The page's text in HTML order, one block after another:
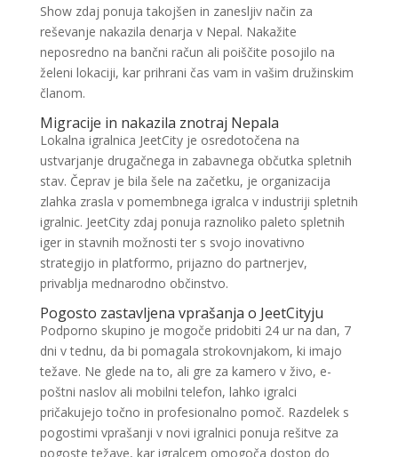
Show zdaj ponuja takojšen in zanesljiv način za
reševanje nakazila denarja v Nepal. Nakažite
neposredno na bančni račun ali poiščite posojilo na
želeni lokaciji, kar prihrani čas vam in vašim družinskim
članom.
Migracije in nakazila znotraj Nepala
Lokalna igralnica JeetCity je osredotočena na
ustvarjanje drugačnega in zabavnega občutka spletnih
stav. Čeprav je bila šele na začetku, je organizacija
zlahka zrasla v pomembnega igralca v industriji spletnih
igralnic. JeetCity zdaj ponuja raznoliko paleto spletnih
iger in stavnih možnosti ter s svojo inovativno
strategijo in platformo, prijazno do partnerjev,
privablja mednarodno občinstvo.
Pogosto zastavljena vprašanja o JeetCityju
Podporno skupino je mogoče pridobiti 24 ur na dan, 7
dni v tednu, da bi pomagala strokovnjakom, ki imajo
težave. Ne glede na to, ali gre za kamero v živo, e-
poštni naslov ali mobilni telefon, lahko igralci
pričakujejo točno in profesionalno pomoč. Razdelek s
pogostimi vprašanji v novi igralnici ponuja rešitve za
pogoste težave, kar igralcem omogoča dostop do